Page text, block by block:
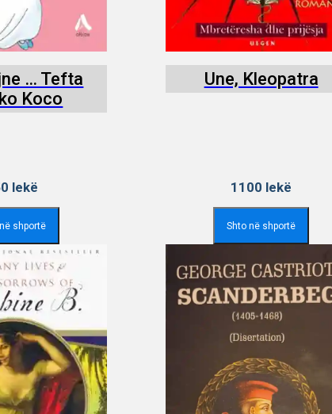
… Tefta
Koco
lekë
shportë
Une, Kleopatra
1100 lekë
Shto në shportë